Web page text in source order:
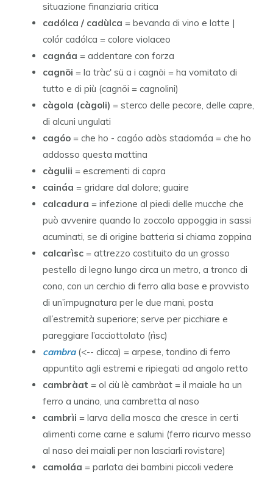
situazione finanziaria critica
cadólca / cadùlca = bevanda di vino e latte |
colór cadólca = colore violaceo
cagnáa = addentare con forza
cagnöi = la tràc' sü a i cagnöi = ha vomitato di
tutto e di più (cagnöi = cagnolini)
càgola (càgoli) = sterco delle pecore, delle capre,
di alcuni ungulati
cagóo = che ho - cagóo adòs stadomáa = che ho
addosso questa mattina
càgulii = escrementi di capra
caináa = gridare dal dolore; guaire
calcadura = infezione al piedi delle mucche che
può avvenire quando lo zoccolo appoggia in sassi
acuminati, se di origine batteria si chiama zoppina
calcarìsc = attrezzo costituito da un grosso
pestello di legno lungo circa un metro, a tronco di
cono, con un cerchio di ferro alla base e provvisto
di un’impugnatura per le due mani, posta
all’estremità superiore; serve per picchiare e
pareggiare l’acciottolato (rìsc)
cambra(<-- clicca) = arpese, tondino di ferro
appuntito agli estremi e ripiegati ad angolo retto
cambràat = ol ciù lè cambràat = il maiale ha un
ferro a uncino, una cambretta al naso
cambrìi = larva della mosca che cresce in certi
alimenti come carne e salumi (ferro ricurvo messo
al naso dei maiali per non lasciarli rovistare)
camoláa = parlata dei bambini piccoli vedere